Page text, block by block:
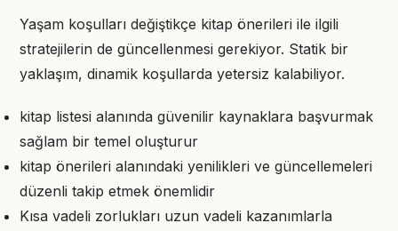
Yaşam koşulları değiştikçe kitap önerileri ile ilgili
stratejilerin de güncellenmesi gerekiyor. Statik bir
yaklaşım, dinamik koşullarda yetersiz kalabiliyor.
kitap listesi alanında güvenilir kaynaklara başvurmak
sağlam bir temel oluşturur
kitap önerileri alanındaki yenilikleri ve güncellemeleri
düzenli takip etmek önemlidir
Kısa vadeli zorlukları uzun vadeli kazanımlarla